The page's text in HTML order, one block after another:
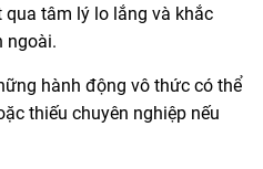
tâm lý lo lắng và khắc
ngoài.
hành động vô thức có thể
thiếu chuyên nghiệp nếu